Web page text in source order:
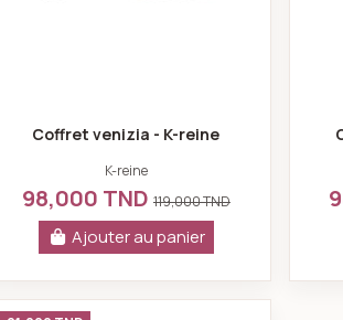
Coffret venizia - K-reine
K-reine
98,000 TND 119,000 TND
Ajouter au panier